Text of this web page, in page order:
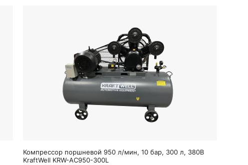
Компрессор поршневой 950 л/мин, 10 бар, 300 л, 380В
KraftWell KRW-AC950-300L